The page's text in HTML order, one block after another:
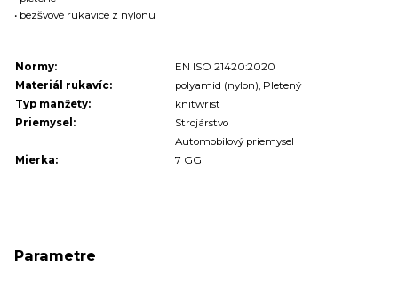
• bezšvové rukavice z nylonu
Normy:
EN ISO 21420:2020
Materiál rukavíc:
polyamid (nylon), Pletený
Typ manžety:
knitwrist
Priemysel:
Strojárstvo
Automobilový priemysel
Mierka:
7 GG
Parametre